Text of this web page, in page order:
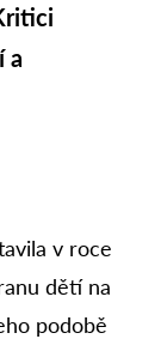
a
v roce
dětí na
podobě